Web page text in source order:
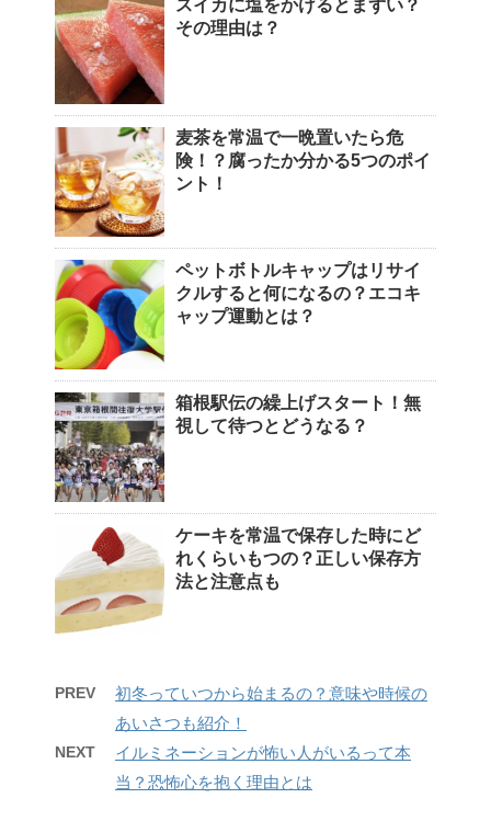
スイカに塩をかけるとまずい？
その理由は？
麦茶を常温で一晩置いたら危
険！？腐ったか分かる5つのポイ
ント！
ペットボトルキャップはリサイ
クルすると何になるの？エコキ
ャップ運動とは？
箱根駅伝の繰上げスタート！無
視して待つとどうなる？
ケーキを常温で保存した時にど
れくらいもつの？正しい保存方
法と注意点も
PREV
初冬っていつから始まるの？意味や時候の
あいさつも紹介！
NEXT
イルミネーションが怖い人がいるって本
当？恐怖心を抱く理由とは